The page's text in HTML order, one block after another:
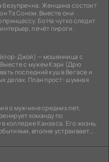
безупречна. Женщина состоит
Тэ Соном. Вместе они
Бо На чутко следит
печёт пироги.
Джой) — мошенница с
с мужем Кэри (Дрю
последний куш в Вегасе и
делах. План прост: шумная
о мужчине средних лет,
команду по
колледже Канзаса. Его жизнь,
вполне устраивает